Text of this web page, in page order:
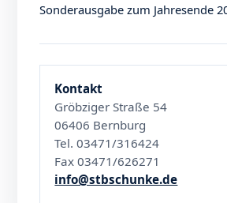
Sonderausgabe zum Jahresende
Kontakt
Gröbziger Straße 54
06406 Bernburg
Tel. 03471/316424
Fax 03471/626271
info@stbschunke.de